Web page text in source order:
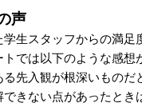
声
生スタッフからの満足
では以下のような感想
る先入観が根深いもの
できない点があったとき